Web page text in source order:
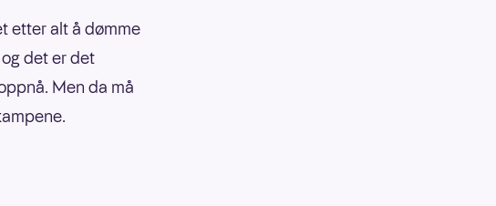
etter alt å dømme
det er det
Men da må